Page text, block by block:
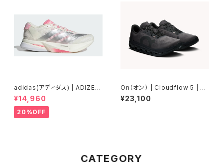
adidas(アディダス) | ADIZER
OBOSTON13 | Core White
/ Silver Metallic / Bliss Pin
k | Women
¥14,960
20%OFF
On（オン） | Cloudflow 5 | Bl
ack/Black | Men
¥23,100
CATEGORY